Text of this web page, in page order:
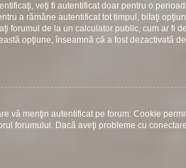
veţi fi autentificat doar pentru o
a rămâne autentificat tot timpul, bifaţi
forumul de la un calculator public, cum ar fi
opţiune, înseamnă că a fost dezactivată
vă menţin autentificat pe forum. Cookie
forumului. Dacă aveţi probleme cu